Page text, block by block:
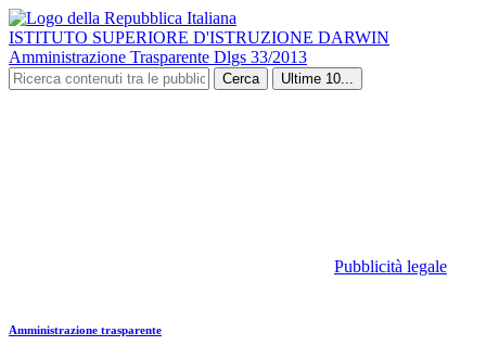
ISTITUTO SUPERIORE D'ISTRUZIONE DARWIN
Amministrazione Trasparente Dlgs 33/2013
Cerca Ultime 10...
Pubblicità legale
Amministrazione trasparente